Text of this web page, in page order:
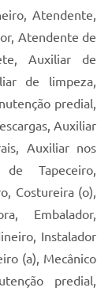
Atendente,
Atendente de
Auxiliar de
de limpeza,
predial,
Auxiliar
Auxiliar nos
Tapeceiro,
Costureira (o),
Embalador,
Instalador
(a), Mecânico
predial,